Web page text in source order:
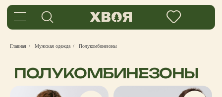
Главная / Мужская одежда / Полукомбинезоны
ПОЛУКОМБИНЕЗОНЫ